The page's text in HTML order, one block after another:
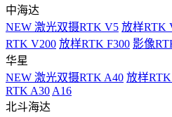
中海达
NEW 激光双摄RTK V5 放样RTK
RTK V200 放样RTK F300 影像
华星
NEW 激光双摄RTK A40 放样RTK
RTK A30 A16
北斗海达